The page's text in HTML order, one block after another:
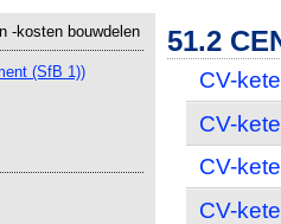
-kosten bouwdelen
(SfB 1))
51.2
CV-
CV-
CV-
CV-